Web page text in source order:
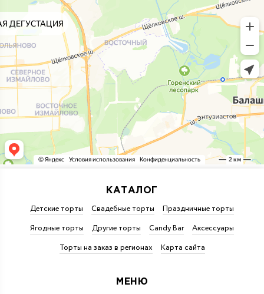
КАТАЛОГ
Детские торты Свадебные торты
Праздничные торты
Ягодные торты
Другие торты Candy Bar
Аксессуары
Торты на заказ в регионах
Карта сайта
МЕНЮ